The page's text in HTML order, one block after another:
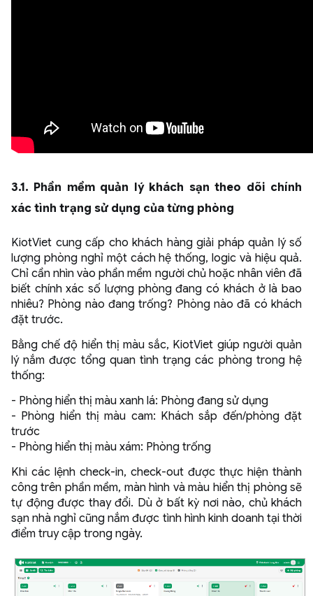
3.1. Phần mềm quản lý khách sạn theo dõi chính
xác tình trạng sử dụng của từng phòng
KiotViet cung cấp cho khách hàng giải pháp quản lý số
lượng phòng nghỉ một cách hệ thống, logic và hiệu quả.
Chỉ cần nhìn vào phần mềm người chủ hoặc nhân viên đã
biết chính xác số lượng phòng đang có khách ở là bao
nhiêu? Phòng nào đang trống? Phòng nào đã có khách
đặt trước.
Bằng chế độ hiển thị màu sắc, KiotViet giúp người quản
lý nắm được tổng quan tình trạng các phòng trong hệ
thống:
- Phòng hiển thị màu xanh lá: Phòng đang sử dụng
- Phòng hiển thị màu cam: Khách sắp đến/phòng đặt
trước
- Phòng hiển thị màu xám: Phòng trống
Khi các lệnh check-in, check-out được thực hiện thành
công trên phần mềm, màn hình và màu hiển thị phòng sẽ
tự động được thay đổi. Dù ở bất kỳ nơi nào, chủ khách
sạn nhà nghỉ cũng nắm được tình hình kinh doanh tại thời
điểm truy cập trong ngày.